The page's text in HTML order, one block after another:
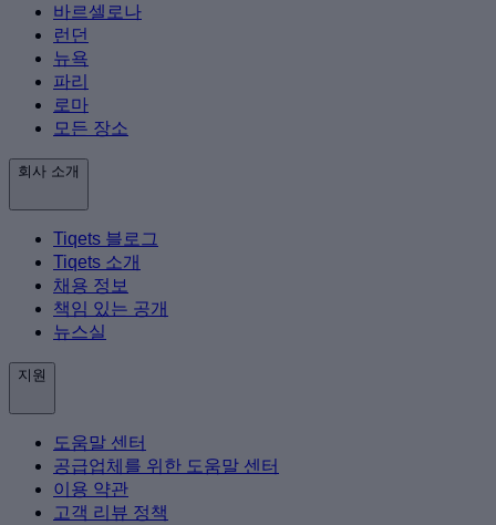
바르셀로나
런던
뉴욕
파리
로마
모든 장소
회사 소개
Tiqets 블로그
Tiqets 소개
채용 정보
책임 있는 공개
뉴스실
지원
도움말 센터
공급업체를 위한 도움말 센터
이용 약관
고객 리뷰 정책